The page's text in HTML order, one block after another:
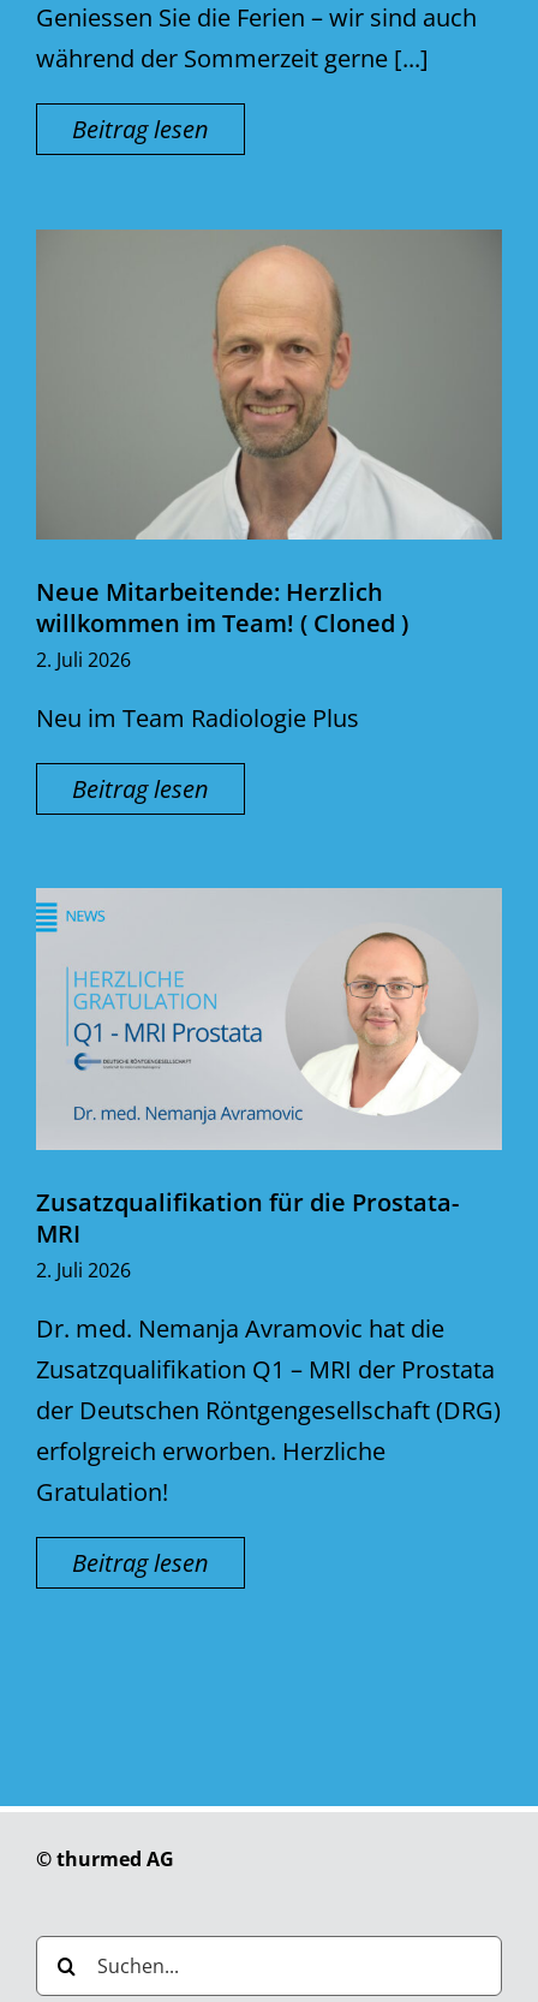
Geniessen Sie die Ferien – wir sind auch
während der Sommerzeit gerne [...]
Beitrag lesen
Neue Mitarbeitende: Herzlich
willkommen im Team! ( Cloned )
2. Juli 2026
Neu im Team Radiologie Plus
Beitrag lesen
Zusatzqualifikation für die Prostata-
MRI
2. Juli 2026
Dr. med. Nemanja Avramovic hat die
Zusatzqualifikation Q1 – MRI der Prostata
der Deutschen Röntgengesellschaft (DRG)
erfolgreich erworben. Herzliche
Gratulation!
Beitrag lesen
© thurmed AG
Suche
nach: